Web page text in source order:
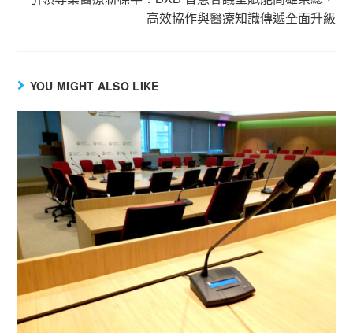
高效協作與醫療知識傳遞全面升級
YOU MIGHT ALSO LIKE